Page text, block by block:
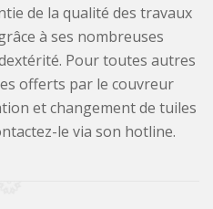
de la qualité des travaux
à ses nombreuses
Pour toutes autres
offerts par le couvreur
et changement de tuiles
le via son hotline.